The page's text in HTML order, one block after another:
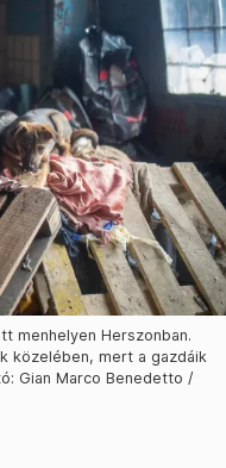
menhelyen Herszonban.
közelében, mert a gazdáik
Gian Marco Benedetto /